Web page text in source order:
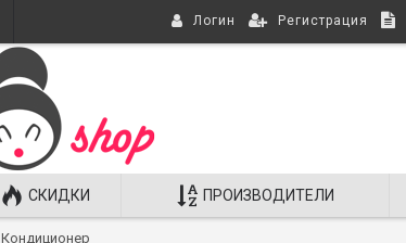
Логин Регистрация
СКИДКИ ПРОИЗВОДИТЕЛИ
Кондиционер